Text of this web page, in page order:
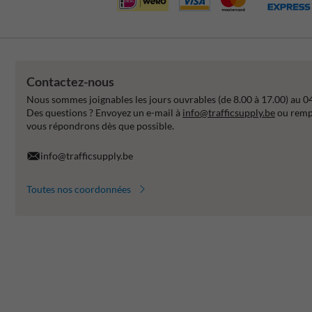
Contactez-nous
Nous sommes joignables les jours ouvrables (de 8.00 à 17.00) au
Des questions ? Envoyez un e-mail à info@trafficsupply.beou
vous répondrons dès que possible.
info@trafficsupply.be
Toutes nos coordonnées